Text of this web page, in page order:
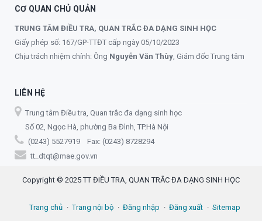
CƠ QUAN CHỦ QUẢN
TRUNG TÂM ĐIỀU TRA, QUAN TRẮC ĐA DẠNG SINH HỌC
Giấy phép số: 167/GP-TTĐT cấp ngày 05/10/2023
Chịu trách nhiệm chính: Ông Nguyễn Văn Thùy , Giám đốc Trung tâm
LIÊN HỆ
Trung tâm Điều tra, Quan trắc đa dạng sinh học
Số 02, Ngọc Hà, phường Ba Đình, TP.Hà Nội
(0243) 5527919 Fax: (0243) 8728294
tt_dtqt@mae.gov.vn
Copyright © 2025 TT ĐIỀU TRA, QUAN TRẮC ĐA DẠNG SINH HỌC
Trang chủ Trang nội bộ Đăng nhập Đăng xuất Sitemap